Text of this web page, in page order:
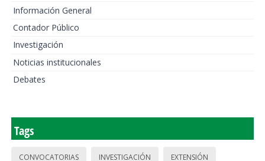
Información General
Contador Público
Investigación
Noticias institucionales
Debates
Tags
CONVOCATORIAS INVESTIGACIÓN EXTENSIÓN